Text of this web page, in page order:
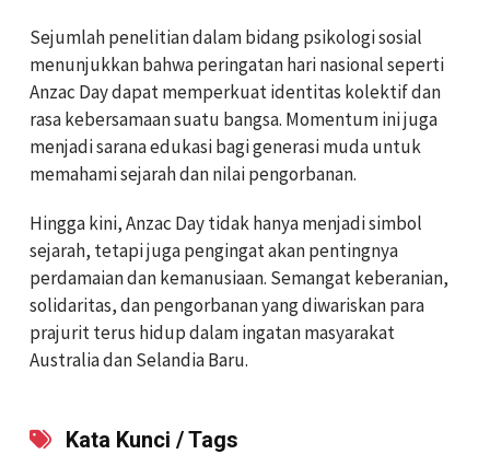
Sejumlah penelitian dalam bidang psikologi sosial
menunjukkan bahwa peringatan hari nasional seperti
Anzac Day dapat memperkuat identitas kolektif dan
rasa kebersamaan suatu bangsa. Momentum ini juga
menjadi sarana edukasi bagi generasi muda untuk
memahami sejarah dan nilai pengorbanan.
Hingga kini, Anzac Day tidak hanya menjadi simbol
sejarah, tetapi juga pengingat akan pentingnya
perdamaian dan kemanusiaan. Semangat keberanian,
solidaritas, dan pengorbanan yang diwariskan para
prajurit terus hidup dalam ingatan masyarakat
Australia dan Selandia Baru.
Kata Kunci / Tags